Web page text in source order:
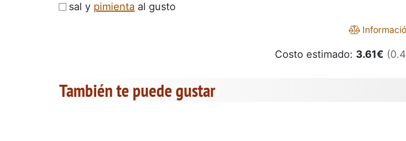
sal y pimienta al gusto
Costo estimado: 3.61€
También te puede gustar